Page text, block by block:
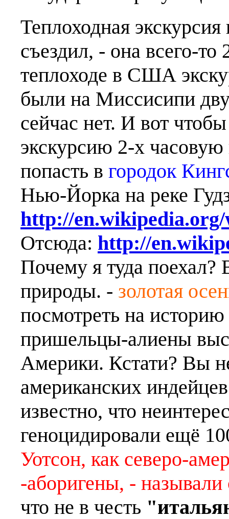
Теплоходная
съездил, - она всего-
теплоходе в США
были на Миссисипи
сейчас нет. И вот
экскурсию 2-х
попасть в городок
Нью-Йорка на реке
http://
Отсюда: http://
Почему я туда поехал?
природы. - золотая
посмотреть на
пришельцы-алиены
Америки. Кстати? Вы
американских
известно, что
геноцидировали ещё
Уотсон, как северо-
-аборигены, -
что не в честь